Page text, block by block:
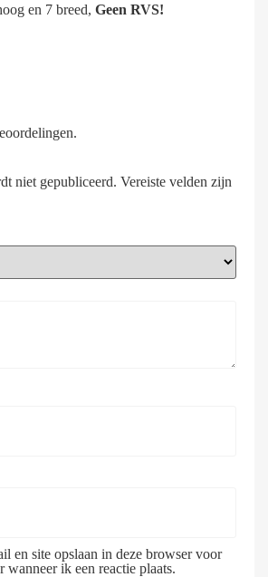
en 7 breed, Geen RVS!
niet gepubliceerd. Vereiste velden zijn
en site opslaan in deze browser voor
wanneer ik een reactie plaats.